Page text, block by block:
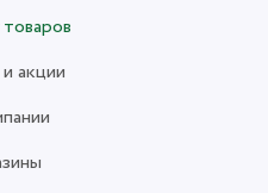
акции